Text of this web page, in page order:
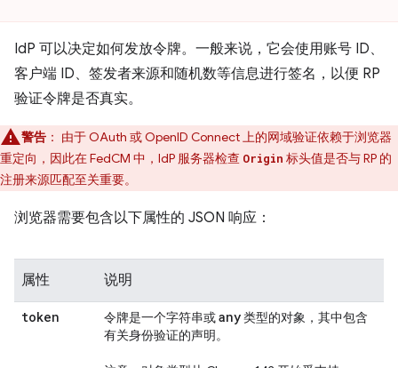
IdP 可以决定如何发放令牌。一般来说，它会使用账号 ID、
客户端 ID、签发者来源和随机数等信息进行签名，以便 RP
验证令牌是否真实。
警告 ： 由于 OAuth 或 OpenID Connect 上的网域验证依赖于浏览器
重定向，因此在 FedCM 中，IdP 服务器检查 Origin 标头值是否与 RP 的
注册来源匹配至关重要。
浏览器需要包含以下属性的 JSON 响应：
属性 说明
token 令牌是一个字符串或any类型的对象，其中包含
有关身份验证的声明。